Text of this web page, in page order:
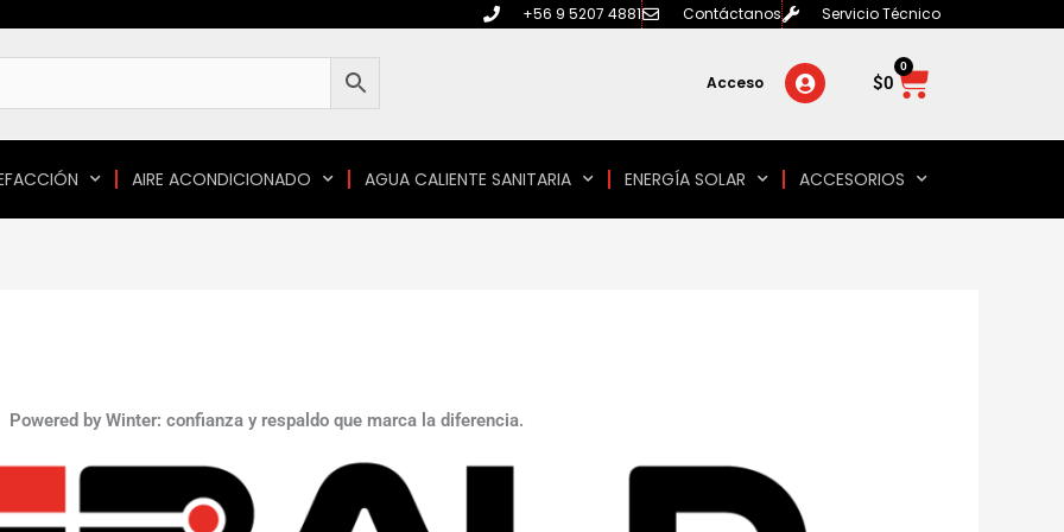
+56 9 5207 4881 Contáctanos Servicio Técnico
Acceso $0
0
Carrito
AIRE ACONDICIONADO AGUA CALIENTE SANITARIA ENERGÍA SOLAR ACCESORIOS
Powered by Winter: confianza y respaldo que marca la diferencia.